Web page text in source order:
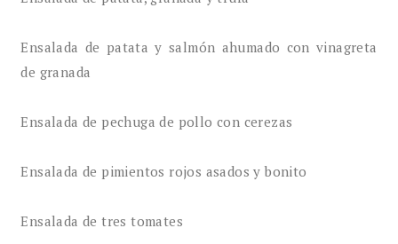
Ensalada de patata y salmón ahumado con vinagreta
de granada
Ensalada de pechuga de pollo con cerezas
Ensalada de pimientos rojos asados y bonito
Ensalada de tres tomates